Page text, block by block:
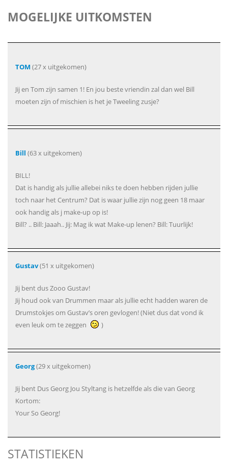
MOGELIJKE UITKOMSTEN
TOM (27 x uitgekomen)
Jij en Tom zijn samen 1! En jou beste vriendin zal dan wel Bill
moeten zijn of mischien is het je Tweeling zusje?
Bill (63 x uitgekomen)
BILL!
Dat is handig als jullie allebei niks te doen hebben rijden jullie
toch naar het Centrum? Dat is waar jullie zijn nog geen 18 maar
ook handig als j make-up op is!
Bill? .. Bill: Jaaah.. Jij: Mag ik wat Make-up lenen? Bill: Tuurlijk!
Gustav(51 x uitgekomen)
Jij bent dus Zooo Gustav!
Jij houd ook van Drummen maar als jullie echt hadden waren de
Drumstokjes om Gustav’s oren gevlogen! (Niet dus dat vond ik
even leuk om te zeggen
)
Georg(29 x uitgekomen)
Jij bent Dus Georg Jou Styltang is hetzelfde als die van Georg
Kortom:
Your So Georg!
STATISTIEKEN